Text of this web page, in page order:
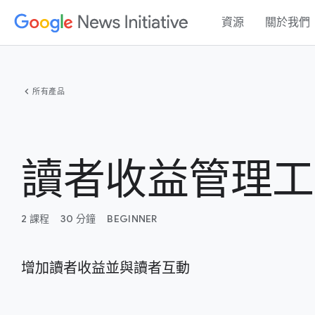
資源 關於我們
chevron_left 所有產品
讀者收益管理
2 課程 30 分鐘 BEGINNER
增加讀者收益並與讀者互動